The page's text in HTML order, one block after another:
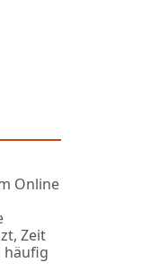
Online
Zeit
häufig